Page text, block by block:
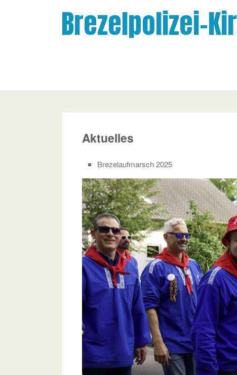
Brezelpolizei-
Aktuelles
Brezelaufmarsch 2025